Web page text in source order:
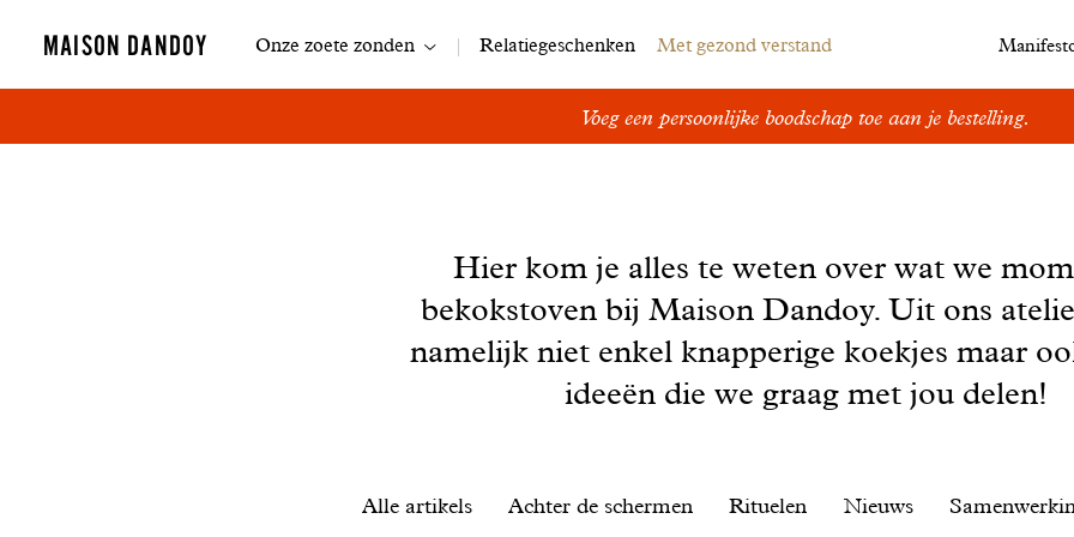
MAISON DANDOY Navigatie
Onze zoete zonden Relatiegeschenken Met gezond verstand
Voeg een persoonlijke boodschap toe aan je bestelling.
Hier kom je alles te weten over wat we
bekokstoven bij Maison Dandoy. Uit ons
namelijk niet enkel knapperige koekjes maar
ideeën die we graag met jou delen!
Alle artikels Achter de schermen Rituelen Nieuws